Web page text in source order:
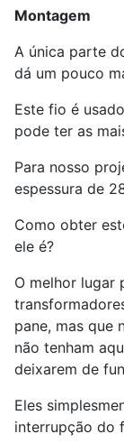
Montagem
A única parte
dá um pouco
Este fio é
pode ter as
Para nosso
espessura de
Como obter
ele é?
O melhor lugar
pane, mas que
não tenham
deixarem de
Eles
interrupção do